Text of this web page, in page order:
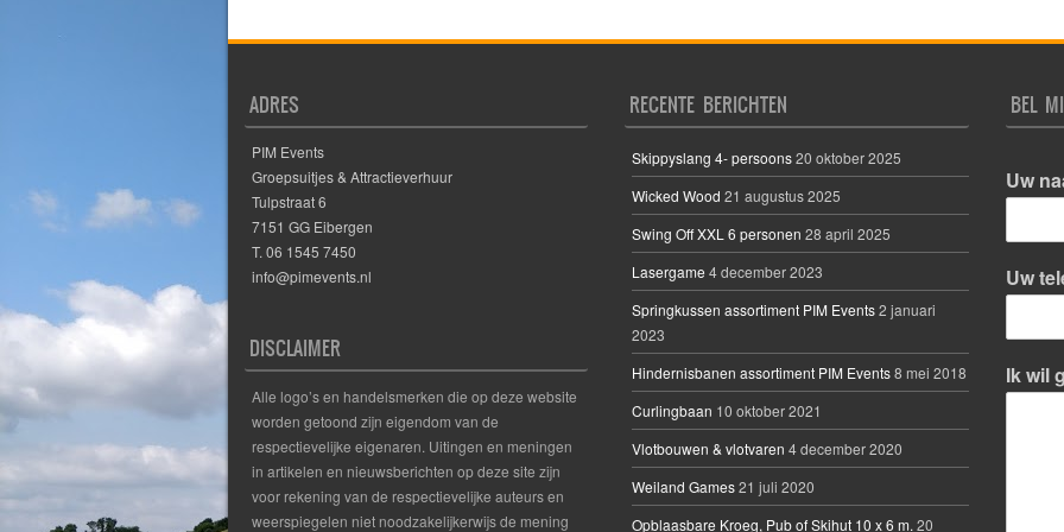
Post navigation
ADRES
PIM Events
Groepsuitjes & Attractieverhuur
Tulpstraat 6
7151 GG Eibergen
T. 06 1545 7450
info@pimevents.nl
DISCLAIMER
Alle logo’s en handelsmerken die op deze website
worden getoond zijn eigendom van de
respectievelijke eigenaren. Uitingen en meningen
in artikelen en nieuwsberichten op deze site zijn
voor rekening van de respectievelijke auteurs en
weerspiegelen niet noodzakelijkerwijs de mening
RECENTE BERICHTEN
Skippyslang 4- persoons 20 oktober 2025
Wicked Wood 21 augustus 2025
Swing Off XXL 6 personen 28 april 2025
Lasergame 4 december 2023
Springkussen assortiment PIM Events 2 januari
2023
Hindernisbanen assortiment PIM Events 8 mei 2018
Curlingbaan 10 oktober 2021
Vlotbouwen & vlotvaren 4 december 2020
Weiland Games 21 juli 2020
Opblaasbare Kroeg, Pub of Skihut 10 x 6 m. 20
BEL
Uw
V
o
o
a
a
m
Uw
Ik wil